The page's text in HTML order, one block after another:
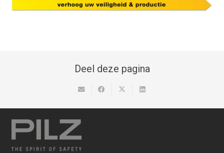
Deel deze pagina